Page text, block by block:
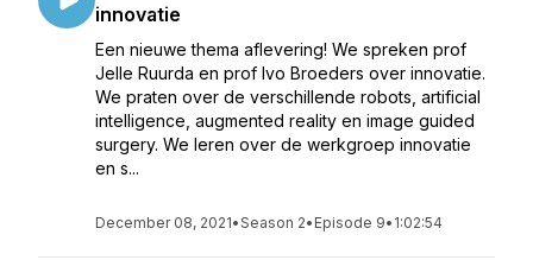
innovatie
Een nieuwe thema aflevering! We spreken prof
Jelle Ruurda en prof Ivo Broeders over innovatie.
We praten over de verschillende robots, artificial
intelligence, augmented reality en image guided
surgery. We leren over de werkgroep innovatie
en s...
December 08, 2021•Season 2• Episode 9• 1:02:54